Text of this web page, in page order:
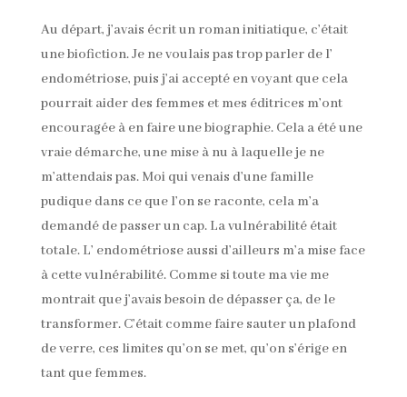
Au départ, j’avais écrit un roman initiatique, c’était
une biofiction. Je ne voulais pas trop parler de l’
endométriose, puis j’ai accepté en voyant que cela
pourrait aider des femmes et mes éditrices m’ont
encouragée à en faire une biographie. Cela a été une
vraie démarche, une mise à nu à laquelle je ne
m’attendais pas. Moi qui venais d’une famille
pudique dans ce que l’on se raconte, cela m’a
demandé de passer un cap. La vulnérabilité était
totale. L’ endométriose aussi d’ailleurs m’a mise face
à cette vulnérabilité. Comme si toute ma vie me
montrait que j’avais besoin de dépasser ça, de le
transformer. C’était comme faire sauter un plafond
de verre, ces limites qu’on se met, qu’on s’érige en
tant que femmes.